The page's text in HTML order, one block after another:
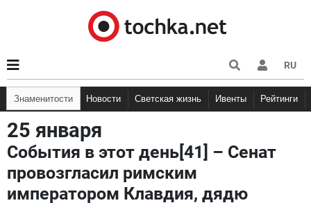
RU
Знаменитости Новости Светская жизнь Ивенты Рейтинги
25 января
События в этот день[41] – Сенат
провозгласил римским
императором Клавдия, дядю